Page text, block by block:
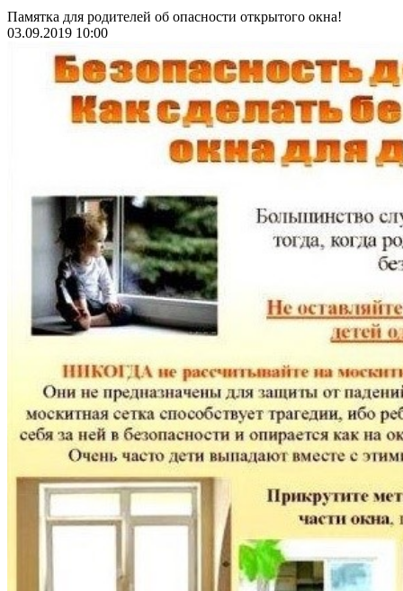
Памятка для родителей об опасности открытого окна!
03.09.2019 10:00